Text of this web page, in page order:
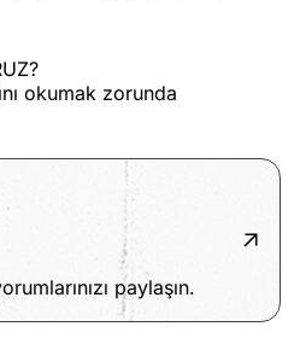
okumak zorunda
paylaşın.